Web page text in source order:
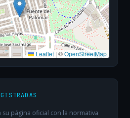
Leaflet | ©OpenStreetMap
su página oficial con la normativa